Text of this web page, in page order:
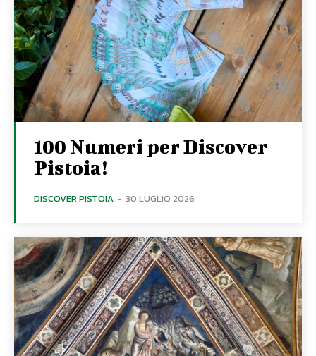
100 Numeri per Discover
Pistoia!
DISCOVER PISTOIA - 30 LUGLIO 2026